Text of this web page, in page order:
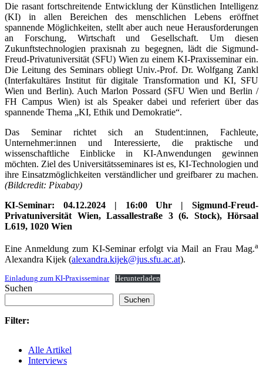
Die rasant fortschreitende Entwicklung der Künstlichen Intelligenz
(KI) in allen Bereichen des menschlichen Lebens eröffnet
spannende Möglichkeiten, stellt aber auch neue Herausforderungen
an Forschung, Wirtschaft und Gesellschaft. Um diesen
Zukunftstechnologien praxisnah zu begegnen, lädt die Sigmund-
Freud-Privatuniversität (SFU) Wien zu einem KI-Praxisseminar ein.
Die Leitung des Seminars obliegt Univ.-Prof. Dr. Wolfgang Zankl
(Interfakultäres Institut für digitale Transformation und KI, SFU
Wien und Berlin). Auch Marlon Possard (SFU Wien und Berlin /
FH Campus Wien) ist als Speaker dabei und referiert über das
spannende Thema „KI, Ethik und Demokratie“.
Das Seminar richtet sich an Student:innen, Fachleute,
Unternehmer:innen und Interessierte, die praktische und
wissenschaftliche Einblicke in KI-Anwendungen gewinnen
möchten. Ziel des Universitätsseminares ist es, KI-Technologien und
ihre Einsatzmöglichkeiten verständlicher und greifbarer zu machen.
(Bildcredit: Pixabay)
KI-Seminar: 04.12.2024 | 16:00 Uhr | Sigmund-Freud-
Privatuniversität Wien, Lassallestraße 3 (6. Stock), Hörsaal
L619, 1020 Wien
Eine Anmeldung zum KI-Seminar erfolgt via Mail an Frau Mag.a
Alexandra Kijek (alexandra.kijek@jus.sfu.ac.at).
Einladung zum KI-Praxisseminar Herunterladen
Suchen
Suchen
Filter:
Alle Artikel
Interviews